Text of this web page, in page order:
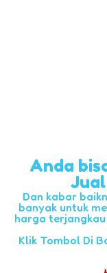
Anda
Jual
Dan kabar
banyak untuk
harga terjangkau
Klik Tombol Di